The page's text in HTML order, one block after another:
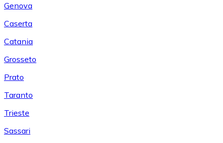
Genova
Caserta
Catania
Grosseto
Prato
Taranto
Trieste
Sassari